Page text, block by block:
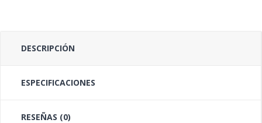
DESCRIPCIÓN
ESPECIFICACIONES
RESEÑAS (0)